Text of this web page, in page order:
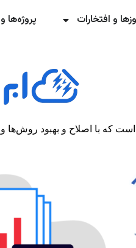
و افتخارات پروژه‌ها
که با اصلاح و بهبود روش‌ها